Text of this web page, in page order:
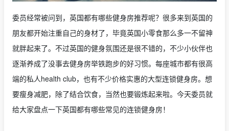
委员经常被问到，英国都有哪些健身房推荐呢？很多来到英国的
朋友都开始注重自己的身材了，毕竟英国小零食那么多一不留神
就胖起来了。不过英国的健身氛围还是很不错的，不少小伙伴也
逐渐养成了没事去健身房举铁跑步的好习惯。每座城市都有很高
端的私人health club，也有不少价格实惠的大型连锁健身房。想
要瘦身减肥，除了结合饮食，当然也要锻炼起来啦。今天委员就
给大家盘点一下英国都有哪些常见的连锁健身房！